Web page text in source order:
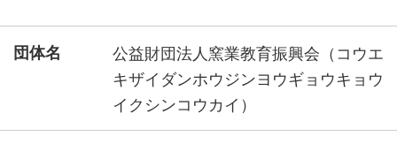
団体名
公益財団法人窯業教育振興会（コウエ
キザイダンホウジンヨウギョウキョウ
イクシンコウカイ）